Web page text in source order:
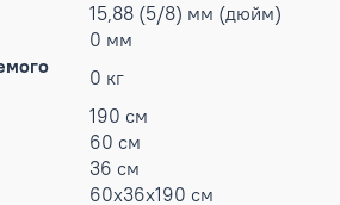
15,88 (5/8) мм (дюйм)
0 мм
0 кг
190 см
60 см
36 см
60x36x190 см